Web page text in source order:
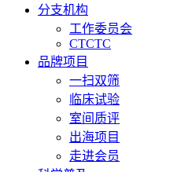
分支机构
工作委员会
CTCTC
品牌项目
一扫双筛
临床试验
室间质评
出海项目
走进会员